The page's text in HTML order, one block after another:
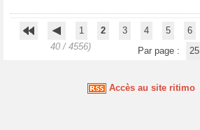
1 2 3 4 5 6
40 / 4556)
Par page : 25
Accès au site ritimo